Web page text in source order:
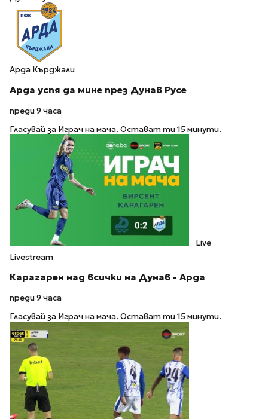
Арда Кърджали
Арда успя да мине през Дунав Русе
преди 9 часа
Гласувай за Играч на мача. Остават ти 15 минути.
Live
Livestream
Карагарен над всички на Дунав - Арда
преди 9 часа
Гласувай за Играч на мача. Остават ти 15 минути.